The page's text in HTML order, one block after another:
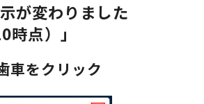
が変わりました
点）」
車をクリック